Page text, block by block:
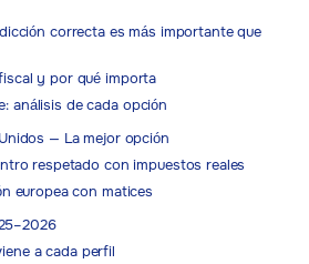
correcta es más importante que
y por qué importa
análisis de cada opción
— La mejor opción
respetado con impuestos reales
europea con matices
a cada perfil